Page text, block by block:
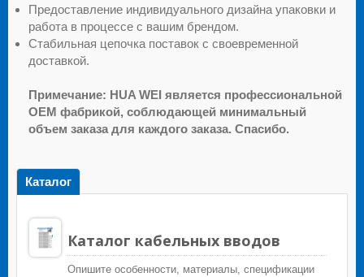
Предоставление индивидуального дизайна упаковки и
работа в процессе с вашим брендом.
Стабильная цепочка поставок с своевременной
доставкой.
Примечание: HUA WEI является профессиональной
OEM фабрикой, соблюдающей минимальный
объем заказа для каждого заказа. Спасибо.
Каталог
Каталог кабельных вводов
Опишите особенности, материалы, спецификации